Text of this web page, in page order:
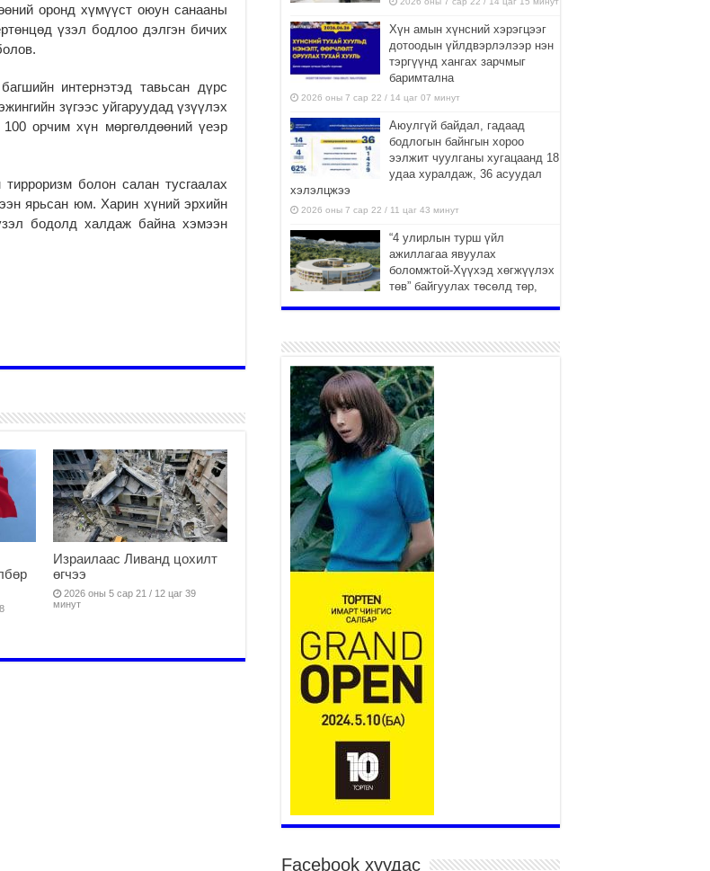
оронд хүмүүст оюун санааны
үзэл бодлоо дэлгэн бичих
интернэтэд тавьсан дүрс
зүгээс уйгаруудад үзүүлэх
орчим хүн мөргөлдөөний үеэр
болон салан тусгаалах
ярьсан юм. Харин хүний эрхийн
бодолд халдаж байна хэмээн
Израилаас Ливанд цохилт
өгчээ
2026 оны 5 сар 21 / 12 цаг 39
минут
Хүн амын хүнсний хэрэгцээг
дотоодын үйлдвэрлэлээр нэн
тэргүүнд хангах зарчмыг
баримтална
2026 оны 7 сар 22 / 14 цаг 07 минут
Аюулгүй байдал, гадаад
бодлогын байнгын хороо
ээлжит чуулганы хугацаанд 18
удаа хуралдаж, 36 асуудал
хэлэлцжээ
2026 оны 7 сар 22 / 11 цаг 43 минут
“4 улирлын турш үйл
ажиллагаа явуулах
боломжтой-Хүүхэд хөгжүүлэх
төв” байгуулах төсөлд төр,
Б.Пүрэвдагва: “Урт цагаан”-ыг
залуучууд чөлөөт цагаа
өнгөрүүлдэг, жуулчид зорьж
ирдэг цэг болгоно
2026 оны 7 сар 21 / 16 цаг 47 минут
Тусгай замын автобус /BRT/
төслийн удирдах хорооны
ээлжит хуралдаан боллоо
2026 оны 7 сар 21 / 16 цаг 43 минут
Ерөнхий сайд Н.Учрал БНХАУ-аас Монгол Улсад
суугаа Элчин сайд Шэнь Миньжюанийг хүлээн
авч уулзав
2026 оны 7 сар 21 / 16 цаг 39 минут
БҮГД НАЙРАМДАХ ТАЖИКИСТАН УЛСТАЙ
ЭДИЙН ЗАСГИЙН ХАМТЫН АЖИЛЛАГААГ
ӨРГӨЖҮҮЛНЭ
2026 оны 7 сар 21 / 16 цаг 34 минут
26,992 суралцагч хотхоны бага сургуульд, 8100
суралцагч төрөлжсөн ахлах сургуульд
2026 оны 7 сар 21 / 13 цаг 43 минут
COP17 хурлын үеэрх замын хөдөлгөөн, нийтийн
тээврийн зохицуулалт, сургууль, цэцэрлэг, зах,
худалдааны төвийн ажиллах хуваарийг гаргаж,
иргэдэд мэдээлэхийг үүрэг болголоо
Facebook хуудас